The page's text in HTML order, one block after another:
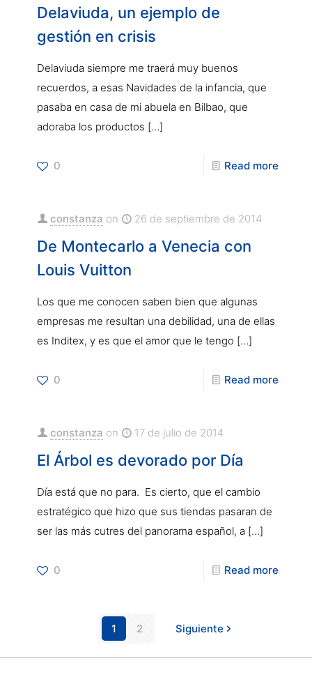
Delaviuda, un ejemplo de
gestión en crisis
Delaviuda siempre me traerá muy buenos
recuerdos, a esas Navidades de la infancia, que
pasaba en casa de mi abuela en Bilbao, que
adoraba los productos […]
0 Read more
constanza on 26 de septiembre de 2014
De Montecarlo a Venecia con
Louis Vuitton
Los que me conocen saben bien que algunas
empresas me resultan una debilidad, una de ellas
es Inditex, y es que el amor que le tengo […]
0 Read more
constanza on 17 de julio de 2014
El Árbol es devorado por Día
Día está que no para. Es cierto, que el cambio
estratégico que hizo que sus tiendas pasaran de
ser las más cutres del panorama español, a […]
0 Read more
1 2 Siguiente